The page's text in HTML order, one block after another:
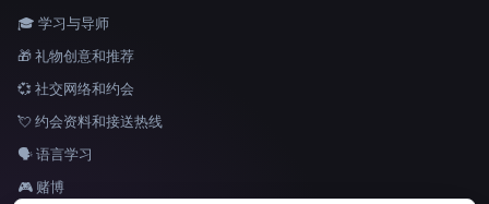
语言
🎓 学习与导师
🎁 礼物创意和推荐
💞 社交网络和约会
💘 约会资料和接送热线
🗣️ 语言学习
🎮 赌博